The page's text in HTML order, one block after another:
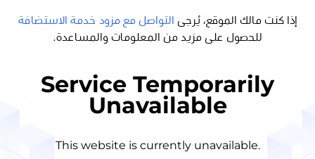
إذا كنت مالك الموقع، يُرجى
التواصل مع مزود خدمة الاستضافة
للحصول على مزيد من المعلومات والمساعدة.
Service Temporarily
Unavailable
This website is currently unavailable.